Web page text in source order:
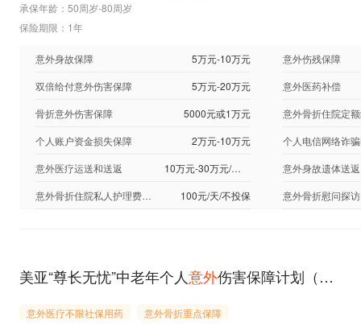
承保年龄：50周岁-80周岁
保险期限：1年
意外身故保障 5万元-10万元
意外伤残保障
双倍给付意外伤害保障
5万元-20万元
意外医药补偿
骨折意外伤害保障
5000元或1万元
意外骨折住院定
个人账户资金损失保障
2万元-10万元
意外医疗运送和送返
10万元-30万元/不投保
意外身故遗体送返
意外骨折住院私人护理费用保障
100元/天/不投保 意外骨折慰问探
美亚“尊长无忧”中老年个人意外伤害保障计划（2024版）计划一
意外医疗不限社保用药
意外骨折重点保障